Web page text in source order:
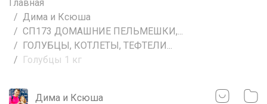
Главная
Дима и Ксюша
СП173 ДОМАШНИЕ ПЕЛЬМЕШКИ,...
ГОЛУБЦЫ, КОТЛЕТЫ, ТЕФТЕЛИ...
Голубцы 1 кг
Дима и Ксюша